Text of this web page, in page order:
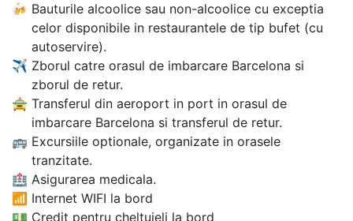
🍻 Bauturile alcoolice sau non-alcoolice cu exceptia
celor disponibile in restaurantele de tip bufet (cu
autoservire).
✈ Zborul catre orasul de imbarcare Barcelona si
zborul de retur.
🚖 Transferul din aeroport in port in orasul de
imbarcare Barcelona si transferul de retur.
🚌 Excursiile optionale, organizate in orasele
tranzitate.
🏥 Asigurarea medicala.
📶 Internet WIFI la bord
💵 Credit pentru cheltuieli la bord